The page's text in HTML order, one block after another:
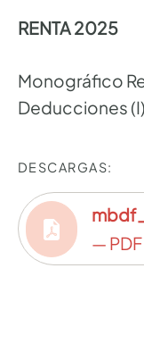
RENTA 2025
Monográfico
Deducciones (I)
DESCARGAS:
— PDF